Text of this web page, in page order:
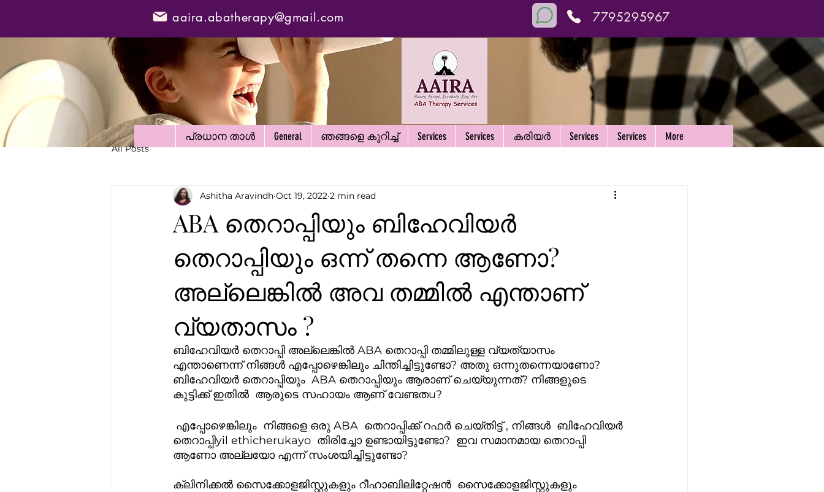
aaira.abatherapy@gmail.com 7795295967
പ്രധാന താൾ General ഞങ്ങളെ കുറിച്ച് Services Services കരിയർ Services Services More
All Posts
ABA തെറാപ്പിയും ബിഹേവിയർ
തെറാപ്പിയും ഒന്ന് തന്നെ ആണോ?
അല്ലെങ്കിൽ അവ തമ്മിൽ എന്താണ്
വ്യതാസം ?
Ashitha Aravindh Oct 19, 2022 2 min read
ബിഹേവിയർ തെറാപ്പി അല്ലെങ്കിൽ ABA തെറാപ്പി തമ്മിലുള്ള വ്യത്യാസം
എന്താണെന്ന് നിങ്ങൾ എപ്പോഴെങ്കിലും ചിന്തിച്ചിട്ടുണ്ടോ? അതു ഒന്നുതന്നെയാണോ?
ബിഹേവിയർ തെറാപ്പിയും  ABA തെറാപ്പിയും ആരാണ് ചെയ്യുന്നത്? നിങ്ങളുടെ
കുട്ടിക്ക് ഇതിൽ  ആരുടെ സഹായം ആണ് വേണ്ടതu?
തെറാപ്പിyil ethicherukayo  തിരിച്ചോ ഉണ്ടായിട്ടുണ്ടോ?  ഇവ സമാനമായ തെറാപ്പി
ആണോ അല്ലയോ എന്ന് സംശയിച്ചിട്ടുണ്ടോ?
ക്ലിനിക്കൽ സൈക്കോളജിസ്റ്റുകളും റീഹാബിലിറ്റേഷൻ  സൈക്കോളജിസ്റ്റുകളും